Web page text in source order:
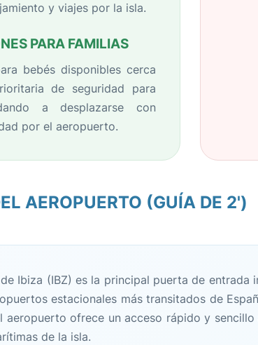
y viajes por la isla.
PARA FAMILIAS
bebés disponibles cerca
de seguridad para
a desplazarse con
por el aeropuerto.
AEROPUERTO (GUÍA DE 2')
Ibiza (IBZ) es la principal puerta de entrada
estacionales más transitados de
aeropuerto ofrece un acceso rápido y
de la isla.